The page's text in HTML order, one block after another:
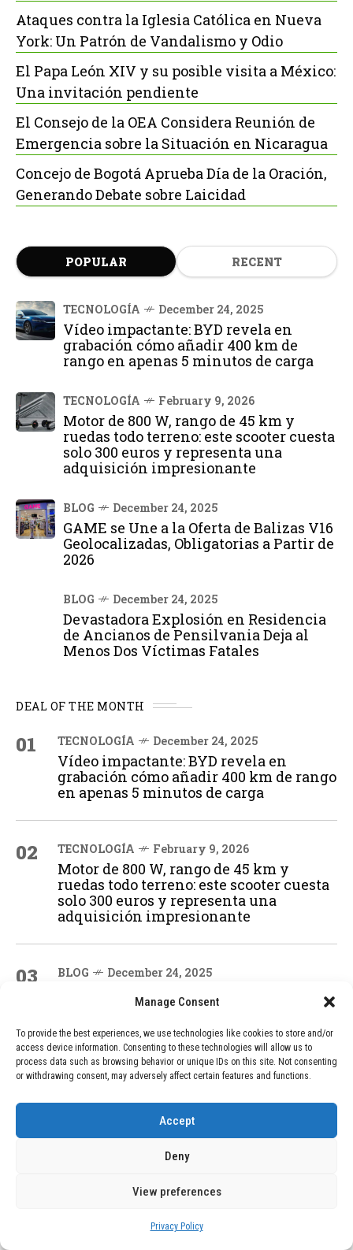
Manage Consent
To provide the best experiences, we use technologies like cookies to store and/or
access device information. Consenting to these technologies will allow us to
process data such as browsing behavior or unique IDs on this site. Not consenting
or withdrawing consent, may adversely affect certain features and functions.
Accept
Deny
View preferences
Privacy Policy
Ataques contra la Iglesia Católica en Nueva
York: Un Patrón de Vandalismo y Odio
El Papa León XIV y su posible visita a México:
Una invitación pendiente
El Consejo de la OEA Considera Reunión de
Emergencia sobre la Situación en Nicaragua
Concejo de Bogotá Aprueba Día de la Oración,
Generando Debate sobre Laicidad
POPULAR RECENT
TECNOLOGÍA December 24, 2025
Vídeo impactante: BYD revela en
grabación cómo añadir 400 km de
rango en apenas 5 minutos de carga
TECNOLOGÍA February 9, 2026
Motor de 800 W, rango de 45 km y
ruedas todo terreno: este scooter cuesta
solo 300 euros y representa una
adquisición impresionante
BLOG December 24, 2025
GAME se Une a la Oferta de Balizas V16
Geolocalizadas, Obligatorias a Partir de
2026
BLOG December 24, 2025
Devastadora Explosión en Residencia
de Ancianos de Pensilvania Deja al
Menos Dos Víctimas Fatales
DEAL OF THE MONTH
01 TECNOLOGÍA December 24, 2025
Vídeo impactante: BYD revela en
grabación cómo añadir 400 km de rango
en apenas 5 minutos de carga
02 TECNOLOGÍA February 9, 2026
Motor de 800 W, rango de 45 km y
ruedas todo terreno: este scooter cuesta
solo 300 euros y representa una
adquisición impresionante
03 BLOG December 24, 2025
GAME se Une a la Oferta de Balizas V16
Geolocalizadas, Obligatorias a Partir de
2026
04 BLOG December 24, 2025
Devastadora Explosión en Residencia
de Ancianos de Pensilvania Deja al
Menos Dos Víctimas Fatales